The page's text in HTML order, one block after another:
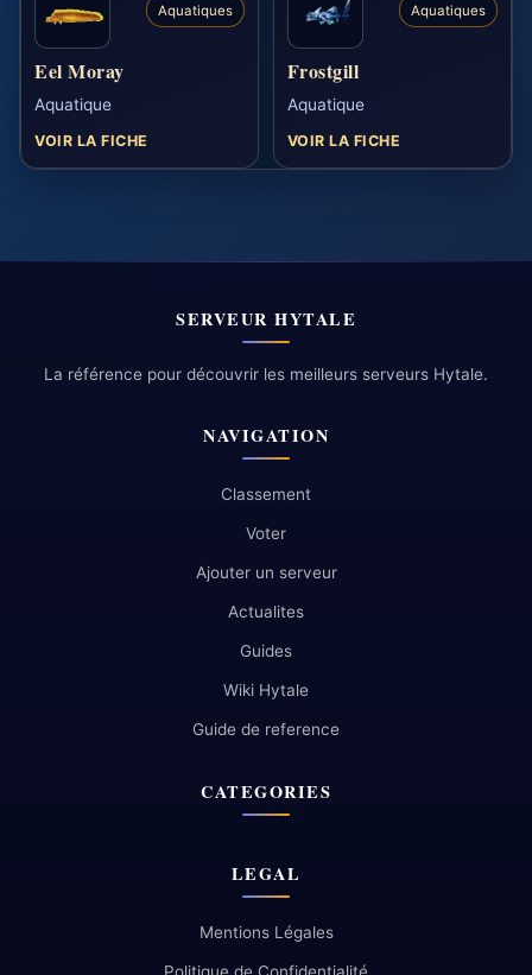
Aquatiques
Eel Moray
Aquatique
VOIR LA FICHE
Aquatiques
Frostgill
Aquatique
VOIR LA FICHE
SERVEUR HYTALE
La référence pour découvrir les meilleurs serveurs Hytale.
NAVIGATION
Classement
Voter
Ajouter un serveur
Actualites
Guides
Wiki Hytale
Guide de reference
CATEGORIES
LEGAL
Mentions Légales